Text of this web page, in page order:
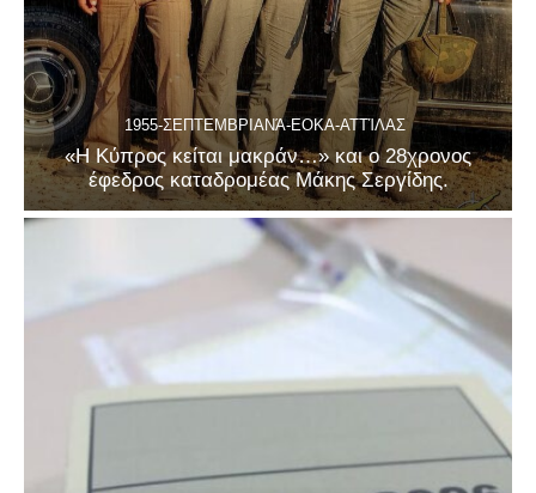
1955-ΣΕΠΤΕΜΒΡΙΑΝΆ-ΕΟΚΑ-ΑΤΤΊΛΑΣ
«Η Κύπρος κείται μακράν…» και ο 28χρονος
έφεδρος καταδρομέας Μάκης Σεργίδης.